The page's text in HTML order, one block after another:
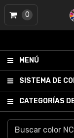
MENÚ
SISTEMA DE
CATEGORÍAS
0